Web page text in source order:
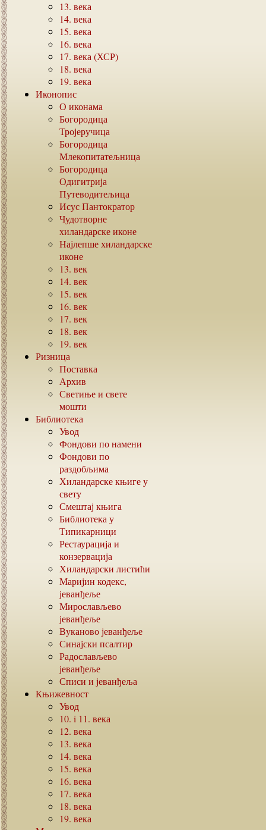
13. века
14. века
15. века
16. века
17. века (ХСР)
18. века
19. века
Иконопис
О иконама
Богородица
Тројеручица
Богородица
Млекопитатељница
Богородица
Одигитрија
Путеводитељица
Исус Пантократор
Чудотворне
хиландарске иконе
Најлепше хиландарске
иконе
13. век
14. век
15. век
16. век
17. век
18. век
19. век
Ризница
Поставка
Архив
Светиње и свете
мошти
Библиотека
Увод
Фондови по намени
Фондови по
раздобљима
Хиландарске књиге у
свету
Смештај књига
Библиотека у
Типикарници
Рестаурација и
конзервација
Хиландарски листићи
Маријин кодекс,
јеванђеље
Мирослављево
јеванђеље
Вуканово јеванђеље
Синајски псалтир
Радослављево
јеванђеље
Списи и јеванђеља
Књижевност
Увод
10. i 11. века
12. века
13. века
14. века
15. века
16. века
17. века
18. века
19. века